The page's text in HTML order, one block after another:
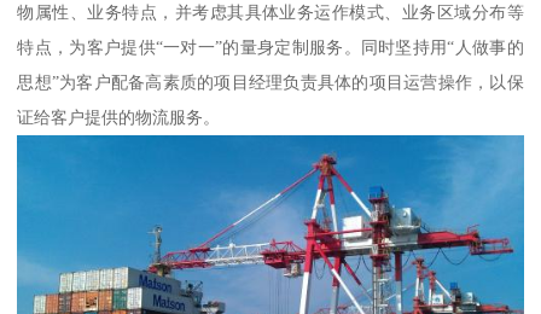
物属性、业务特点，并考虑其具体业务运作模式、业务区域分布等
特点，为客户提供“一对一”的量身定制服务。同时坚持用“人做事的
思想”为客户配备高素质的项目经理负责具体的项目运营操作，以保
证给客户提供的物流服务。